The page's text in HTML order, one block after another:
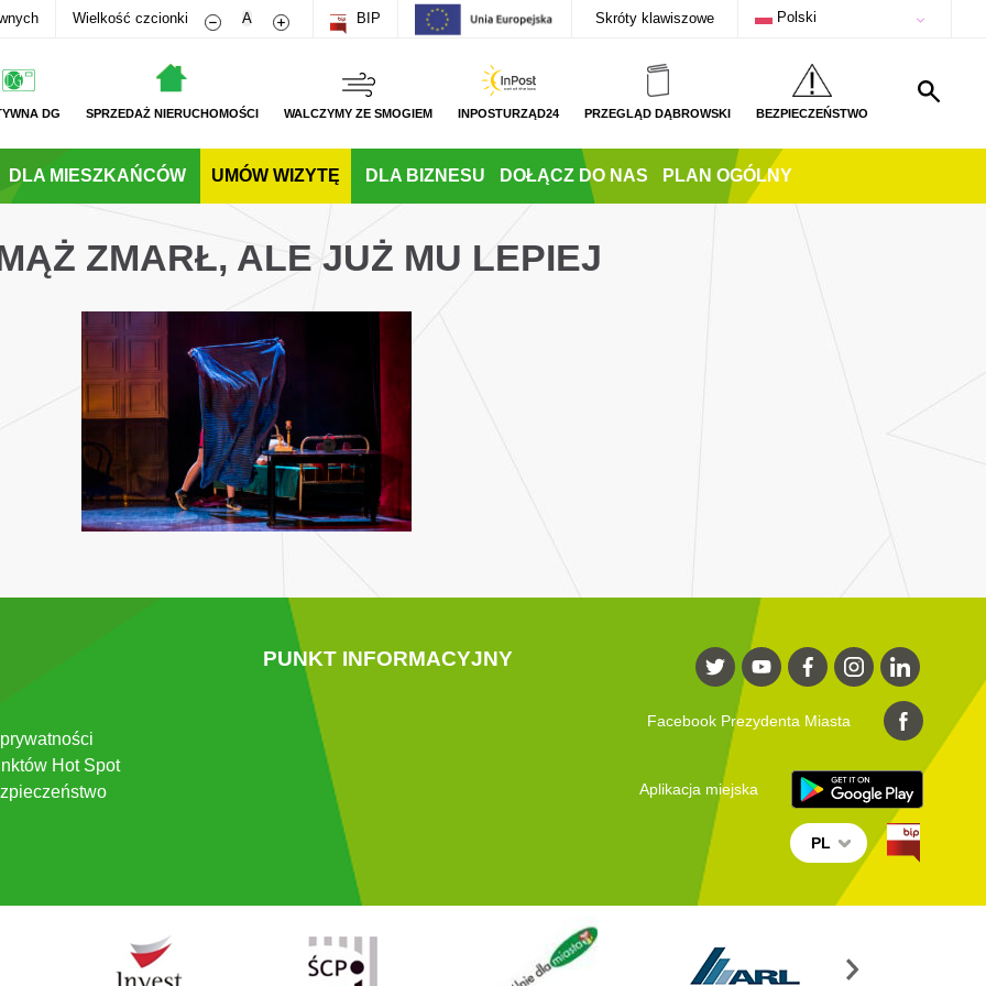
Wielkość czcionki Zmniejsz rozmiar czcionki
A Zwiększ rozmiar czcionki
BIP Skróty klawiszowe Polski
DG SPRZEDAŻ NIERUCHOMOŚCI WALCZYMY ZE SMOGIEM INPOSTURZĄD24 PRZEGLĄD DĄBROWSKI BEZPIECZEŃSTWO
DLA MIESZKAŃCÓW UMÓW WIZYTĘ DLA BIZNESU DOŁĄCZ DO NAS PLAN OGÓLNY
ZMARŁ, ALE JUŻ MU LEPIEJ
Hot Spot
PUNKT INFORMACYJNY
Facebook Prezydenta Miasta
Aplikacja miejska
PL